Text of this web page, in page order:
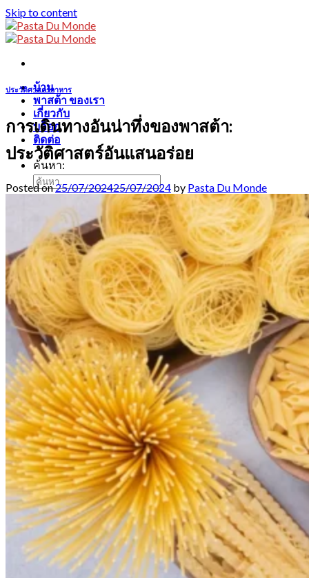
Skip to content
บ้าน
พาสต้า ของเรา
เกี่ยวกับ
บล็อก
ติดต่อ
ค้นหา:
English
Français
ไทย
0 ฿
ประวัติศาสตร์อาหาร
การเดินทางอันน่าทึ่งของพาสต้า:
ประวัติศาสตร์อันแสนอร่อย
Posted on25/07/202425/07/2024 by Pasta Du Monde